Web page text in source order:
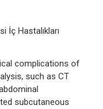
İç Hastalıkları
complications of
such as CT
subcutaneous